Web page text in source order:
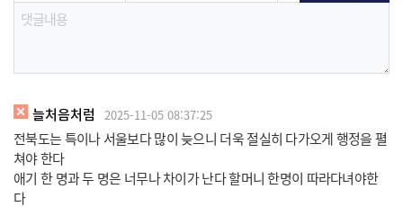
늘처음처럼 2025-11-05 08:37:25
전북도는 특이나 서울보다 많이 늦으니 더욱 절실히 다가오게 행정을 펼
쳐야 한다
애기 한 명과 두 명은 너무나 차이가 난다 할머니 한명이 따라다녀야한
다